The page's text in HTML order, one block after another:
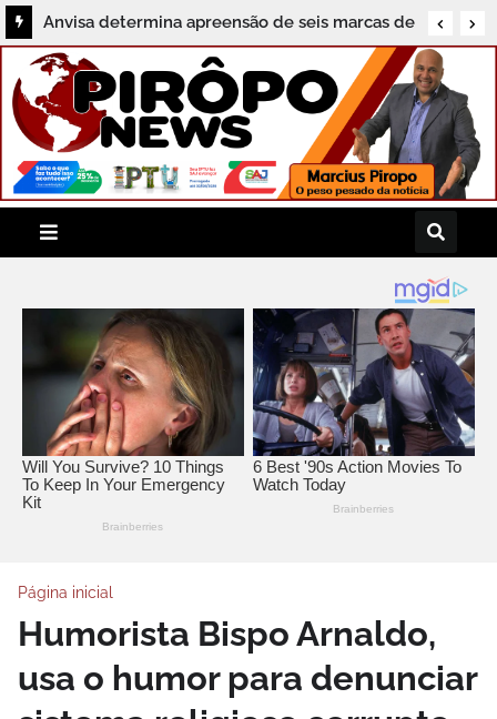
Anvisa determina apreensão de seis marcas de
sal vendidas irregularmente no Brasil
Página inicial
Humorista Bispo Arnaldo,
usa o humor para denunciar